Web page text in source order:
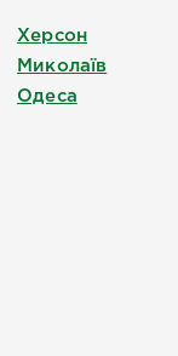
Херсон
Миколаїв
Одеса